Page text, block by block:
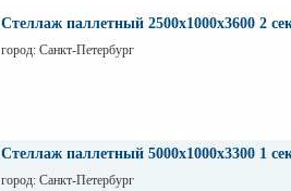
Стеллаж паллетный 2500х1000х3600 2
город: Санкт-Петербург
Стеллаж паллетный 5000х1000х3300 1
город: Санкт-Петербург